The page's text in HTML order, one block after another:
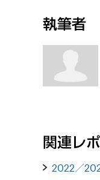
執筆者
関連レ
2022／